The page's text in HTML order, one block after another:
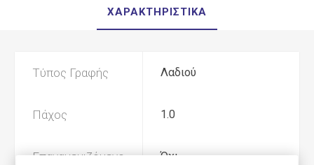
ΧΑΡΑΚΤΗΡΙΣΤΙΚΆ
Τύπος Γραφής Λαδιού
Πάχος 1.0
Επαναγεμιζόμενο Όχι